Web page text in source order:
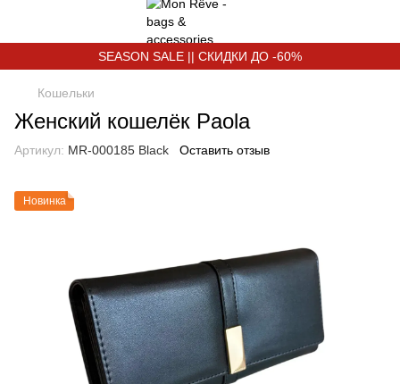
SEASON SALE || СКИДКИ ДО -60%
Кошельки
Женский кошелёк Paola
Артикул: MR-000185 Black Оставить отзыв
Новинка